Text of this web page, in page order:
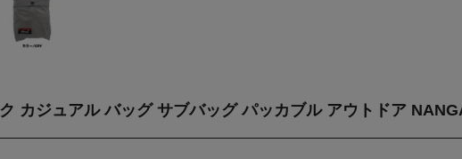
カジュアル バッグ サブバッグ パッカブル アウトドア